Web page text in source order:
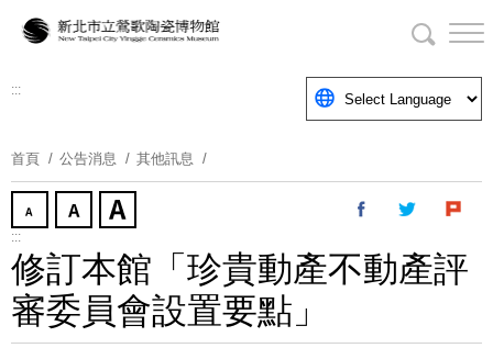
要
塊
:::
首頁 公告消息 其他訊息
:::
修訂本館「珍貴動產不動產評
審委員會設置要點」